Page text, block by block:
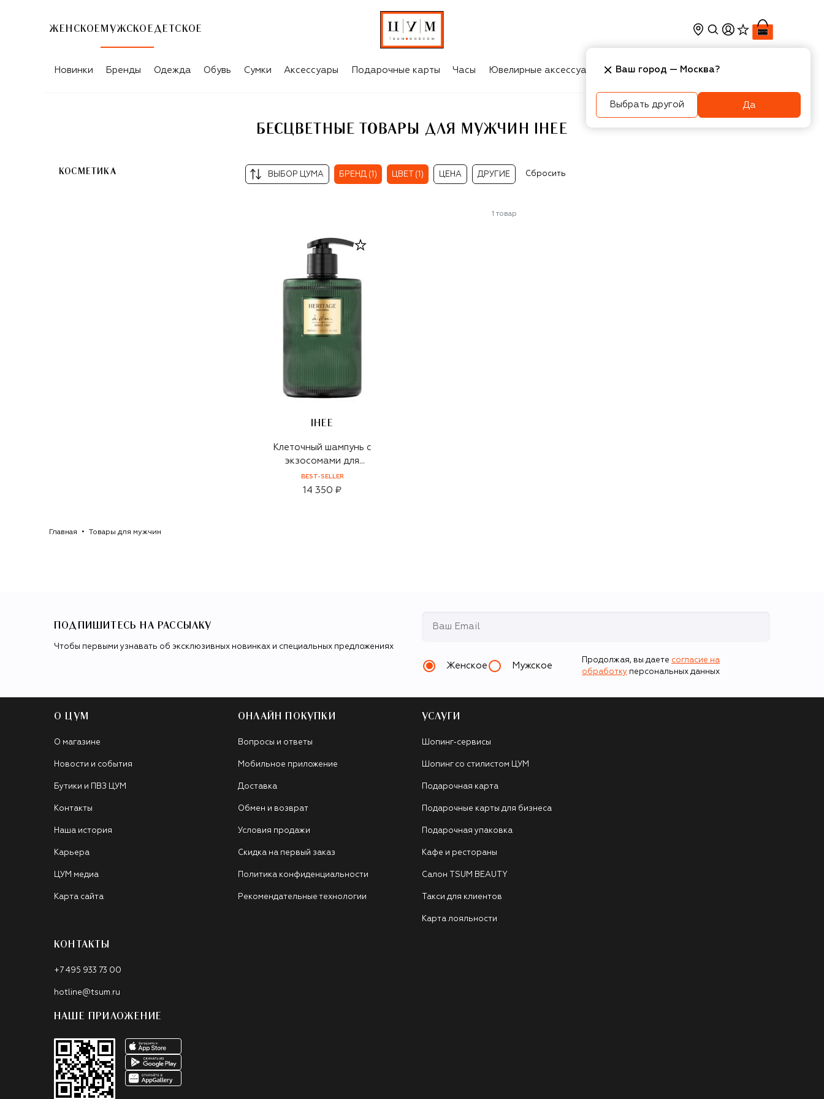
ЖЕНСКОЕ МУЖСКОЕ ДЕТСКОЕ
БЕСЦВЕТНЫЕ ТОВАРЫ ДЛЯ МУЖЧИН IHEE
Новинки Бренды Одежда Обувь Сумки Аксессуары Подарочные карты Часы Ювелирные аксессуары Косметика Интерьер
БЕСЦВЕТНЫЕ ТОВАРЫ ДЛЯ МУЖЧИН IHEE
КОСМЕТИКА ВЫБОР ЦУМА БРЕНД (1) ЦВЕТ (1) ЦЕНА ДРУГИЕ Сбросить
1 товар
IHEE
Клеточный шампунь с
экзосомами для
глубокого
восстановления
BEST-SELLER
14 350 ₽
Главная Товары для мужчин
ПОДПИШИТЕСЬ НА РАССЫЛКУ
Чтобы первыми узнавать об эксклюзивных новинках и специальных предложениях
Женское Мужское
Продолжая, вы даете согласие на
обработку персональных данных
О ЦУМ
О магазине
Новости и события
Бутики и ПВЗ ЦУМ
Контакты
Наша история
Карьера
ЦУМ медиа
Карта сайта
ОНЛАЙН ПОКУПКИ
Вопросы и ответы
Мобильное приложение
Доставка
Обмен и возврат
Условия продажи
Скидка на первый заказ
Политика конфиденциальности
Рекомендательные технологии
УСЛУГИ
Шопинг-сервисы
Шопинг со стилистом ЦУМ
Подарочная карта
Подарочные карты для бизнеса
Подарочная упаковка
Кафе и рестораны
Салон TSUM BEAUTY
Такси для клиентов
Карта лояльности
КОНТАКТЫ
+7 495 933 73 00
hotline@tsum.ru
НАШЕ ПРИЛОЖЕНИЕ
Ваш город — Москва?
Выбрать другой Да